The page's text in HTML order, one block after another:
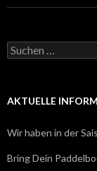
Suchen
nach:
AKTUELLE
Wir haben in der
Bring Dein